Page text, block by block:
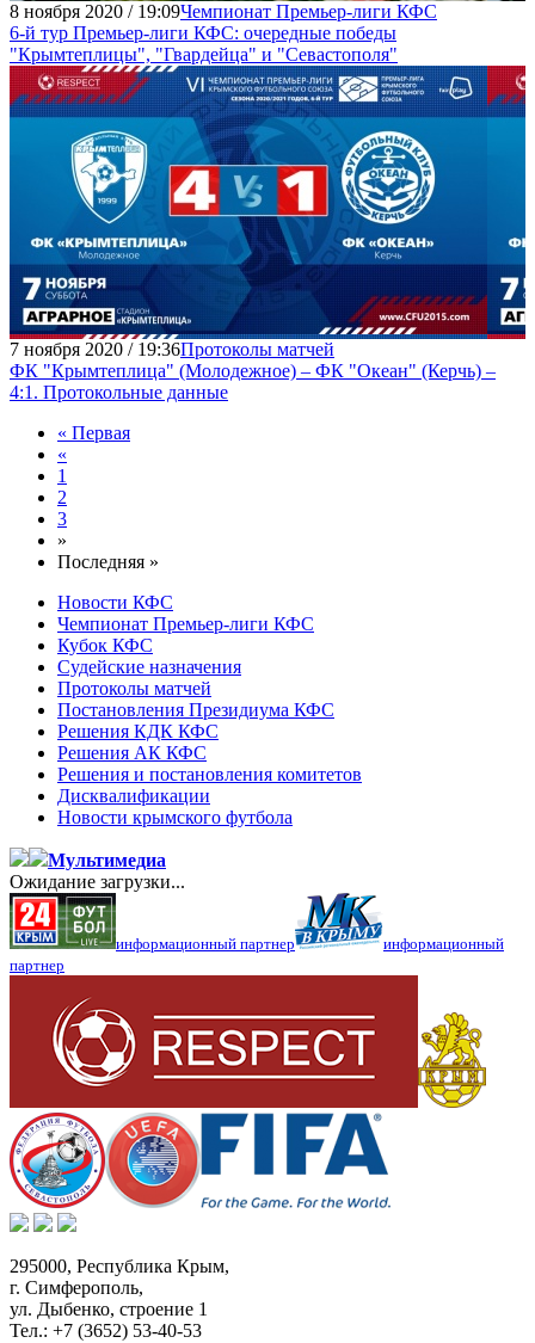
8 ноября 2020 / 19:09Чемпионат Премьер-лиги КФС
6-й тур Премьер-лиги КФС: очередные победы
"Крымтеплицы", "Гвардейца" и "Севастополя"
7 ноября 2020 / 19:36Протоколы матчей
ФК "Крымтеплица" (Молодежное) – ФК "Океан" (Керчь) –
4:1. Протокольные данные
« Первая
«
1
2
3
»
Последняя »
Новости КФС
Чемпионат Премьер-лиги КФС
Кубок КФС
Судейские назначения
Протоколы матчей
Постановления Президиума КФС
Решения КДК КФС
Решения АК КФС
Решения и постановления комитетов
Дисквалификации
Новости крымского футбола
Мультимедиа
Ожидание загрузки...
информационный партнер
информационный
партнер
295000, Республика Крым,
г. Симферополь,
ул. Дыбенко, строение 1
Тел.: +7 (3652) 53-40-53